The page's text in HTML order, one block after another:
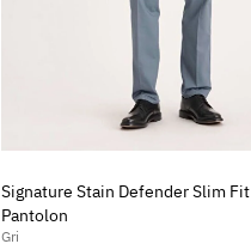
Signature Stain Defender Slim Fit
Pantolon
Gri